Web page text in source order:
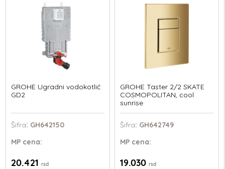
GROHE Ugradni vodokotlić
GD2
Šifra: GH642150
MP cena:
20.421rsd
GROHE Taster 2/2 SKATE
COSMOPOLITAN, cool
sunrise
Šifra: GH642749
MPcena:
19.030 rsd